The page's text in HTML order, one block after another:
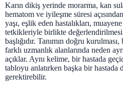
Karın dikiş yerinde morarma, kan
hematom ve iyileşme süresi
yaşı, eşlik eden hastalıkları,
tetkikleriyle birlikte değerlendirilmesi
başlığıdır. Tanımın doğru
farklı uzmanlık alanlarında neden
açıklar. Aynı kelime, bir hastada
tabloyu anlatırken başka bir hastada
gerektirebilir.